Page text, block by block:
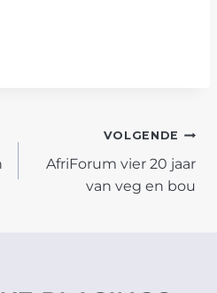
VOLGENDE
AfriForum vier 20 jaar
van veg en bou